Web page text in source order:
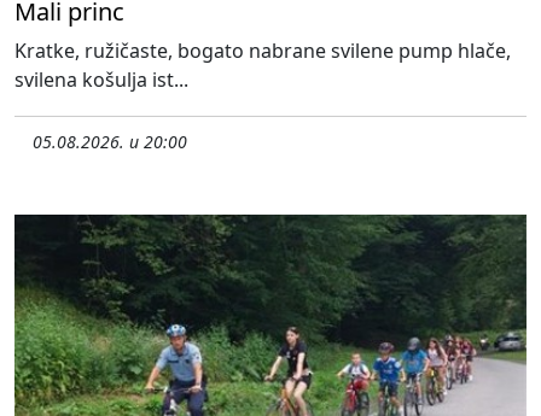
Mali princ
Kratke, ružičaste, bogato nabrane svilene pump hlače,
svilena košulja ist...
05.08.2026. u 20:00